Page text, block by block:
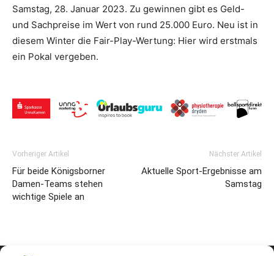
Samstag, 28. Januar 2023. Zu gewinnen gibt es Geld-
und Sachpreise im Wert von rund 25.000 Euro. Neu ist in
diesem Winter die Fair-Play-Wertung: Hier wird erstmals
ein Pokal vergeben.
Vorheriger Artikel
Für beide Königsborner
Damen-Teams stehen
wichtige Spiele an
Nächster Artikel
Aktuelle Sport-Ergebnisse am
Samstag